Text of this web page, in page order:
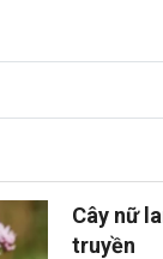
Cây nữ
truyền